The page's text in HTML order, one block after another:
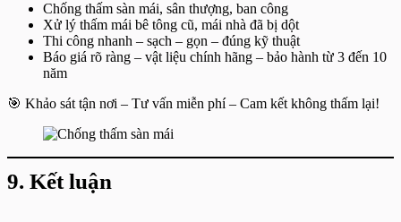
Chống thấm sàn mái, sân thượng, ban công
Xử lý thấm mái bê tông cũ, mái nhà đã bị dột
Thi công nhanh – sạch – gọn – đúng kỹ thuật
Báo giá rõ ràng – vật liệu chính hãng – bảo hành từ 3 đến 10
năm
🎯 Khảo sát tận nơi – Tư vấn miễn phí – Cam kết không thấm lại!
9. Kết luận